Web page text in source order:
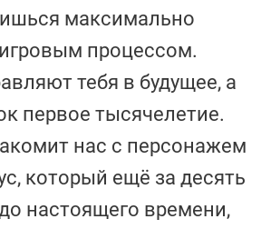
максимально
процессом.
тебя в будущее, а
первое тысячелетие.
нас с персонажем
который ещё за десять
настоящего времени,